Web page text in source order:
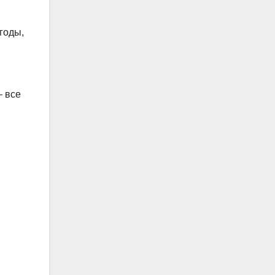
все